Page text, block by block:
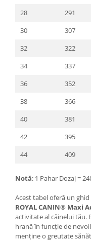
28
291
30
307
32
322
34
337
36
352
38
366
40
381
42
395
44
409
Notă: 1 Pahar Dozaj =
Acest tabel oferă un
ROYAL CANIN® Maxi
activitate al câinelui tău.
hrană în funcție de
menține o greutate